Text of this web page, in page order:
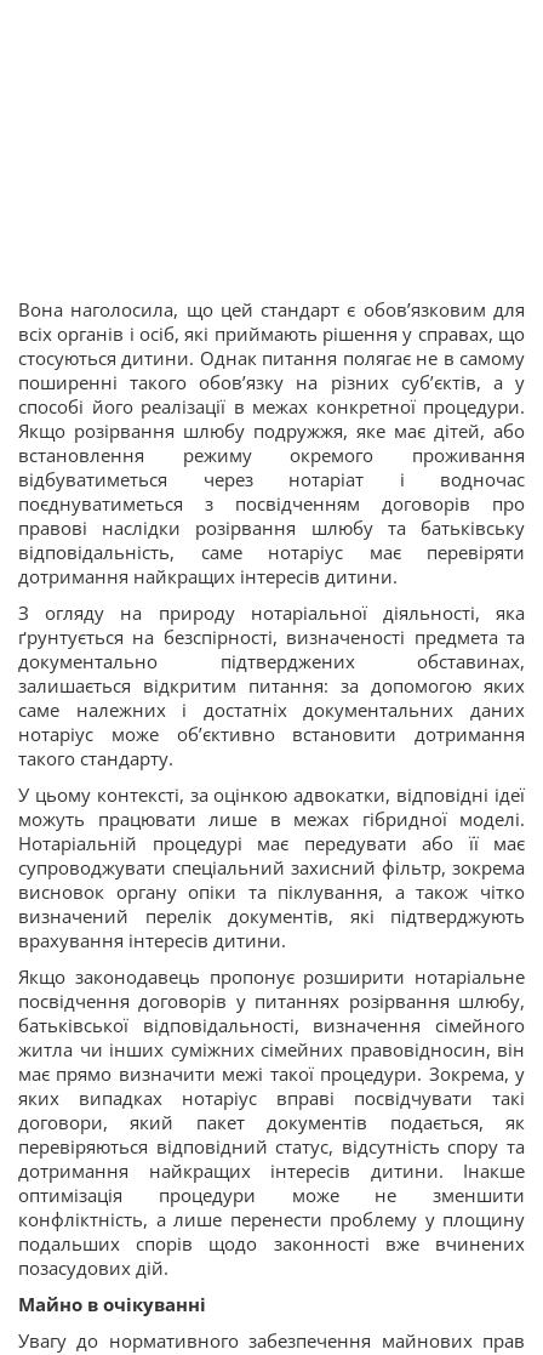
Вона наголосила, що цей стандарт є обов’язковим для
всіх органів і осіб, які приймають рішення у справах, що
стосуються дитини. Однак питання полягає не в самому
поширенні такого обов’язку на різних суб’єктів, а у
способі його реалізації в межах конкретної процедури.
Якщо розірвання шлюбу подружжя, яке має дітей, або
встановлення режиму окремого проживання
відбуватиметься через нотаріат і водночас
поєднуватиметься з посвідченням договорів про
правові наслідки розірвання шлюбу та батьківську
відповідальність, саме нотаріус має перевіряти
дотримання найкращих інтересів дитини.
З огляду на природу нотаріальної діяльності, яка
ґрунтується на безспірності, визначеності предмета та
документально підтверджених обставинах,
залишається відкритим питання: за допомогою яких
саме належних і достатніх документальних даних
нотаріус може об’єктивно встановити дотримання
такого стандарту.
У цьому контексті, за оцінкою адвокатки, відповідні ідеї
можуть працювати лише в межах гібридної моделі.
Нотаріальній процедурі має передувати або її має
супроводжувати спеціальний захисний фільтр, зокрема
висновок органу опіки та піклування, а також чітко
визначений перелік документів, які підтверджують
врахування інтересів дитини.
Якщо законодавець пропонує розширити нотаріальне
посвідчення договорів у питаннях розірвання шлюбу,
батьківської відповідальності, визначення сімейного
житла чи інших суміжних сімейних правовідносин, він
має прямо визначити межі такої процедури. Зокрема, у
яких випадках нотаріус вправі посвідчувати такі
договори, який пакет документів подається, як
перевіряються відповідний статус, відсутність спору та
дотримання найкращих інтересів дитини. Інакше
оптимізація процедури може не зменшити
конфліктність, а лише перенести проблему у площину
подальших спорів щодо законності вже вчинених
позасудових дій.
Майно в очікуванні
Увагу до нормативного забезпечення майнових прав